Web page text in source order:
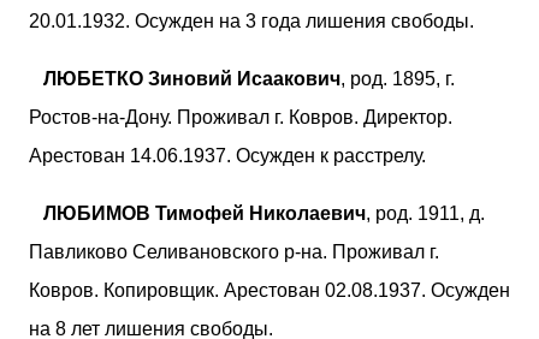
20.01.1932. Осужден на 3 года лишения свободы.
ЛЮБЕТКО Зиновий Исаакович, род. 1895, г.
Ростов-на-Дону. Проживал г. Ковров. Директор.
Арестован 14.06.1937. Осужден к расстрелу.
ЛЮБИМОВ Тимофей Николаевич, род. 1911, д.
Павликово Селивановского р-на. Проживал г.
Ковров. Копировщик. Арестован 02.08.1937. Осужден
на 8 лет лишения свободы.